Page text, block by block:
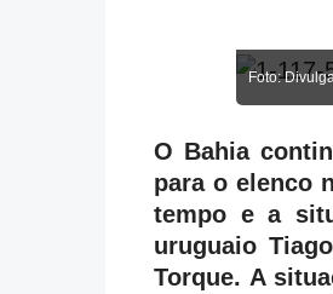
Foto:
O Bahia
para o elenco
tempo e a
uruguaio
Torque. A